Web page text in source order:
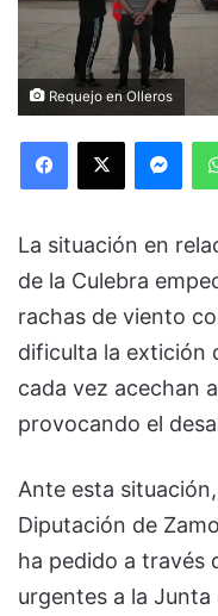
Requejo en Olleros
Facebook
X
La situación en
de la Culebra
rachas de viento
dificulta la extición
cada vez acechan
provocando el
Ante esta
Diputación de
ha pedido a través
urgentes a la Junta